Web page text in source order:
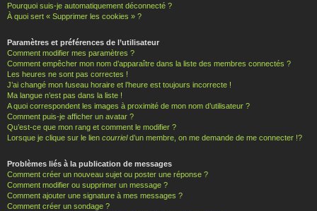
Pourquoi suis-je automatiquement déconnecté ?
À quoi sert « Supprimer les cookies » ?
Paramètres et préférences de l’utilisateur
Comment modifier mes paramètres ?
Comment empêcher mon nom d’apparaître dans la liste des membres connectés ?
Les heures ne sont pas correctes !
J’ai changé mon fuseau horaire et l’heure est toujours incorrecte !
Ma langue n’est pas dans la liste !
A quoi correspondent les images à proximité de mon nom d’utilisateur ?
Comment puis-je afficher un avatar ?
Qu’est-ce que mon rang et comment le modifier ?
Lorsque je clique sur le lien courrield’un membre, on me demande de me connecter !?
Problèmes liés à la publication de messages
Comment créer un nouveau sujet ou poster une réponse ?
Comment modifier ou supprimer un message ?
Comment ajouter une signature à mes messages ?
Comment créer un sondage ?